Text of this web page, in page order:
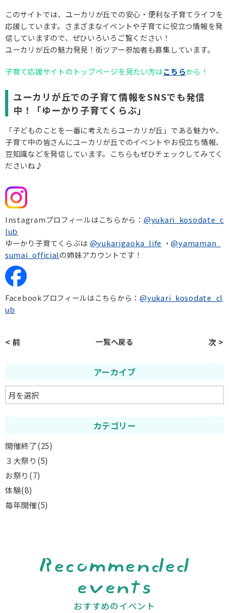
このサイトでは、ユーカリが丘での安心・便利な子育てライフを
応援しています。さまざまなイベントや子育てに役立つ情報を発
信していますので、ぜひいろいろご覧ください！
ユーカリが丘の魅力発見！街ツアー参加者も募集しています。
子育て応援サイトのトップページを見たい方はこちらから！
ユーカリが丘での子育て情報をSNSでも発信
中！「ゆーかり子育てくらぶ」
「子どものことを一番に考えたらユーカリが丘」である魅力や、
子育て中の皆さんにユーカリが丘でのイベントやお役立ち情報、
豆知識などを発信しています。こちらもぜひチェックしてみてく
ださいね♪
Instagramプロフィールはこちらから： @yukari_kosodate_c
lub
ゆーかり子育てくらぶは @yukarigaoka_life ・@yamaman_
sumai_officialの姉妹アカウントです！
Facebookプロフィールはこちらから：@yukari_kosodate_cl
ub
一覧へ戻る
< 前 次 >
アーカイブ
カテゴリー
開催終了(25)
３大祭り (5)
お祭り (7)
体験(8)
毎年開催(5)
Recommended
events
おすすめのイベント